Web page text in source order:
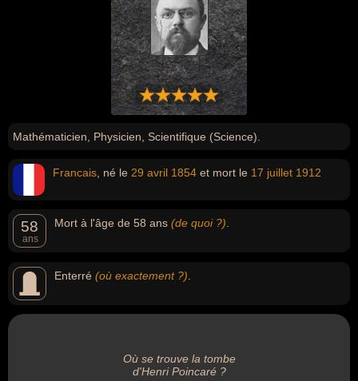
Mathématicien, Physicien, Scientifique (Science).
Francais , né le 29 avril 1854 et mort le 17 juillet 1912
58
ans
Mort à l'âge de 58 ans (de quoi ?)
Enterré (où exactement ?)
Où se trouve la tombe
d'Henri Poincaré ?